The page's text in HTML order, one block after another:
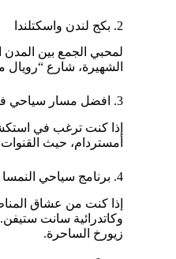
2. بكج لندن واسكتلندا
لمحبي الجمع بين المدن
الشهيرة، شارع “رويال
3. افضل مسار سياحي في اوروبا
إذا كنت ترغب في
أمستردام، حيث القنوات
4. برنامج سياحي النمسا سويسرا ايطاليا
إذا كنت من عشاق
وكاتدرائية سانت
زيورخ الساحرة.